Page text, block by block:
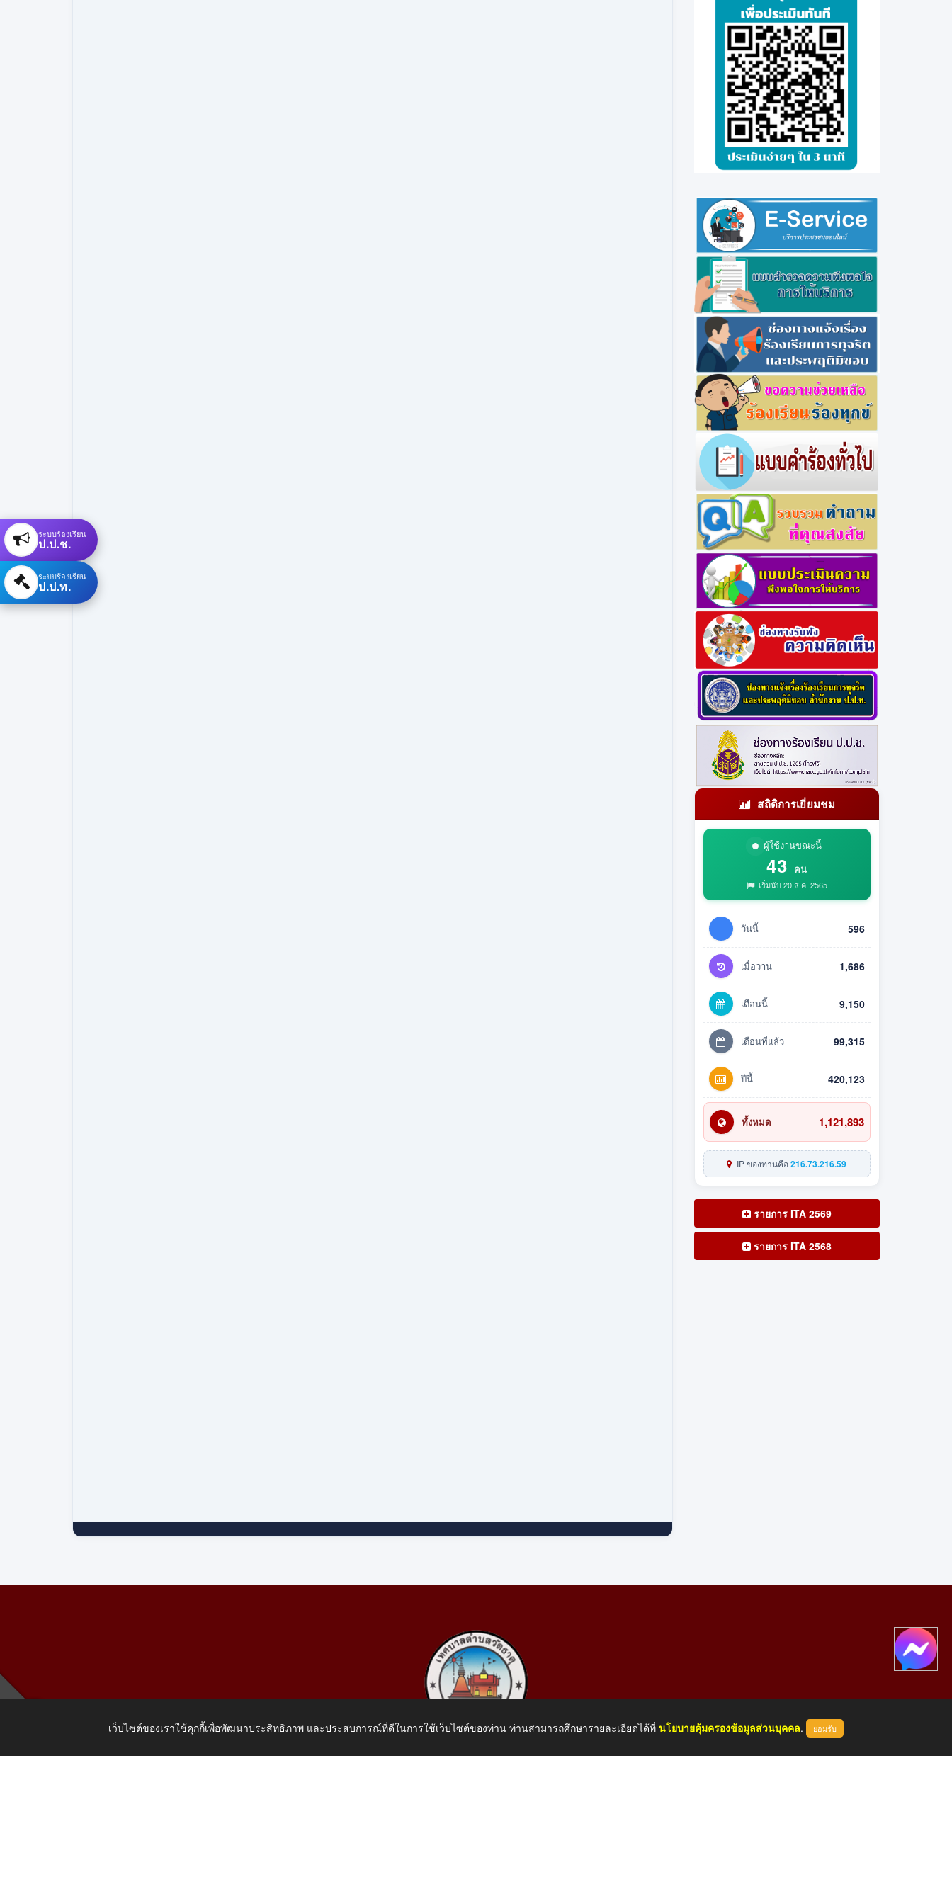
สถิติการเยี่ยมชม
ผู้ใช้งานขณะนี้
43 คน
เริ่มนับ 20 ส.ค. 2565
วันนี้ 596
เมื่อวาน 1,686
เดือนนี้ 9,150
เดือนที่แล้ว 99,315
ปีนี้ 420,123
ทั้งหมด 1,121,893
IP ของท่านคือ216.73.216.59
รายการ ITA 2569
รายการ ITA 2568
ระบบร้องเรียน
ป.ป.ช.
ระบบร้องเรียน
ป.ป.ท.
เว็บไซต์ของเราใช้คุกกี้เพื่อพัฒนาประสิทธิภาพ และประสบการณ์ที่ดีในการใช้เว็บไซต์ของท่าน ท่านสามารถศึกษารายละเอียดได้ที่ นโยบายคุ้มครองข้อมูลส่วนบุคคล. ยอมรับ